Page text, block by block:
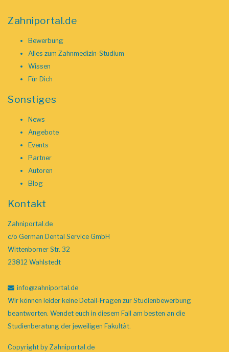
Zahniportal.de
Bewerbung
Alles zum Zahnmedizin-Studium
Wissen
Für Dich
Sonstiges
News
Angebote
Events
Partner
Autoren
Blog
Kontakt
Zahniportal.de
c/o German Dental Service GmbH
Wittenborner Str. 32
23812 Wahlstedt
info@zahniportal .de
Wir können leider keine Detail-Fragen zur Studienbewerbung
beantworten. Wendet euch in diesem Fall am besten an die
Studienberatung der jeweiligen Fakultät.
Copyright by Zahniportal.de